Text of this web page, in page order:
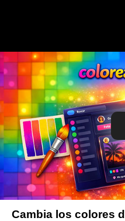
Cambia los colores